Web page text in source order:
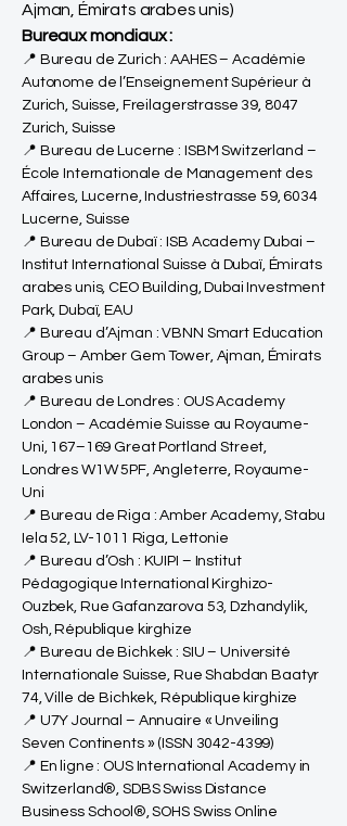
Ajman, Émirats arabes unis)
Bureaux mondiaux :
📍 Bureau de Zurich : AAHES – Académie
Autonome de l’Enseignement Supérieur à
Zurich, Suisse, Freilagerstrasse 39, 8047
Zurich, Suisse
📍 Bureau de Lucerne : ISBM Switzerland –
École Internationale de Management des
Affaires, Lucerne, Industriestrasse 59, 6034
Lucerne, Suisse
📍 Bureau de Dubaï : ISB Academy Dubai –
Institut International Suisse à Dubaï, Émirats
arabes unis, CEO Building, Dubai Investment
Park, Dubaï, EAU
📍 Bureau d’Ajman : VBNN Smart Education
Group – Amber Gem Tower, Ajman, Émirats
arabes unis
📍 Bureau de Londres : OUS Academy
London – Académie Suisse au Royaume-
Uni, 167–169 Great Portland Street,
Londres W1W 5PF, Angleterre, Royaume-
Uni
📍 Bureau de Riga : Amber Academy, Stabu
Iela 52, LV-1011 Riga, Lettonie
📍 Bureau d’Osh : KUIPI – Institut
Pédagogique International Kirghizo-
Ouzbek, Rue Gafanzarova 53, Dzhandylik,
Osh, République kirghize
📍 Bureau de Bichkek : SIU – Université
Internationale Suisse, Rue Shabdan Baatyr
74, Ville de Bichkek, République kirghize
📍 U7Y Journal – Annuaire « Unveiling
Seven Continents » (ISSN 3042-4399)
📍 En ligne : OUS International Academy in
Switzerland®, SDBS Swiss Distance
Business School®, SOHS Swiss Online